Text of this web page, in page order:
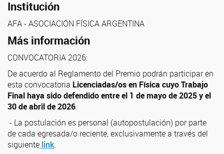
Institución
AFA - ASOCIACIÓN FÍSICA ARGENTINA
Más información
CONVOCATORIA 2026:
De acuerdo al Reglamento del Premio podrán participar en
esta convocatoria Licenciadas/os en Física cuyo Trabajo
Final haya sido defendido entre el 1 de mayo de 2025 y el
30 de abril de 2026.
- La postulación es personal (autopostulación) por parte
de cada egresada/o reciente, exclusivamente a través del
siguiente link.